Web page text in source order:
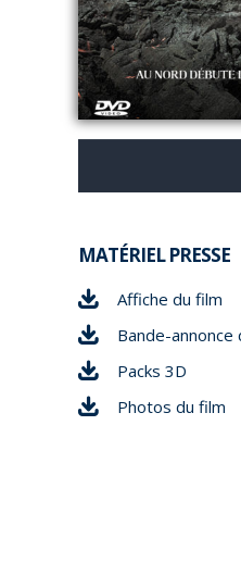
MATÉRIEL PRESSE
Affiche du film
Bande-annonce
Packs 3D
Photos du film